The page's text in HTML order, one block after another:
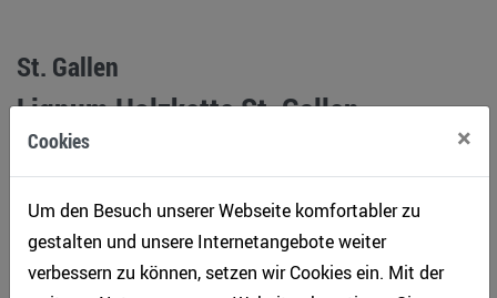
Cookies ×
Um den Besuch unserer Webseite komfortabler zu
gestalten und unsere Internetangebote weiter
verbessern zu können, setzen wir Cookies ein. Mit der
St. Gallen
Lignum Holzkette St. Gallen
Geschäftsstelle
c/o BWZ Toggenburg
Sepp Fust
Bahnhofstrasse 29
9630 Wattwil